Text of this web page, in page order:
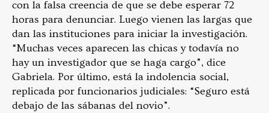
con la falsa creencia de que se debe esperar 72
horas para denunciar. Luego vienen las largas que
dan las instituciones para iniciar la investigación.
“Muchas veces aparecen las chicas y todavía no
hay un investigador que se haga cargo”, dice
Gabriela. Por último, está la indolencia social,
replicada por funcionarios judiciales: “Seguro está
debajo de las sábanas del novio”.